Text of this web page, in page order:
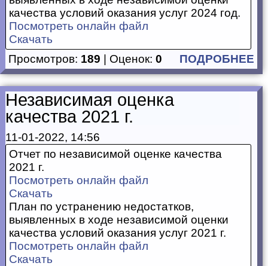
качества условий оказания услуг 2024 год.
Посмотреть онлайн файл
Скачать
Просмотров: 189 | Оценок: 0 ПОДРОБНЕЕ
Независимая оценка
качества 2021 г.
11-01-2022, 14:56
Отчет по независимой оценке качества
2021 г.
Посмотреть онлайн файл
Скачать
План по устранению недостатков,
выявленных в ходе независимой оценки
качества условий оказания услуг 2021 г.
Посмотреть онлайн файл
Скачать